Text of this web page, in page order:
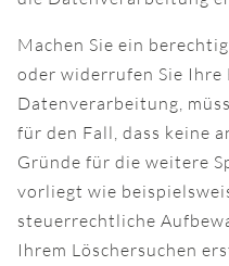
Machen Sie ein
oder widerrufen Sie
Datenverarbeitung,
für den Fall, dass keine
Gründe für die weitere
vorliegt wie
steuerrechtliche
Ihrem Löschersuchen